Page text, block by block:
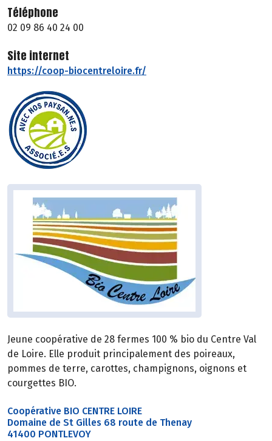
Téléphone
02 09 86 40 24 00
Site internet
https://coop-biocentreloire.fr/
Jeune coopérative de 28 fermes 100 % bio du Centre Val
de Loire. Elle produit principalement des poireaux,
pommes de terre, carottes, champignons, oignons et
courgettes BIO.
Coopérative BIO CENTRE LOIRE
Domaine de St Gilles 68 route de Thenay
41400 PONTLEVOY